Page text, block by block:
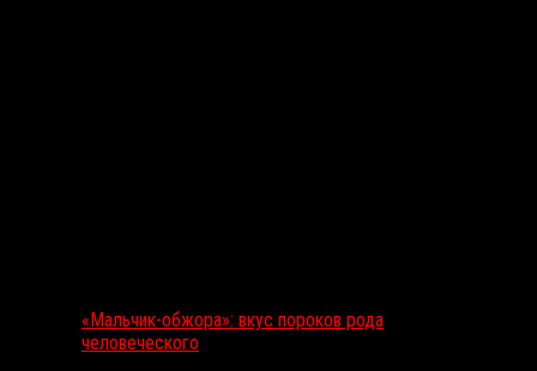
«Мальчик-обжора»: вкус пороков рода
человеческого